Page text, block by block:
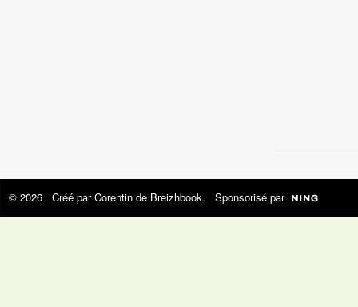
© 2026 Créé parCorentin de Breizhbook. Sponsorisé par